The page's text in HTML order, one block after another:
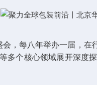
，每八年举办一届，
多个核心领域展开深